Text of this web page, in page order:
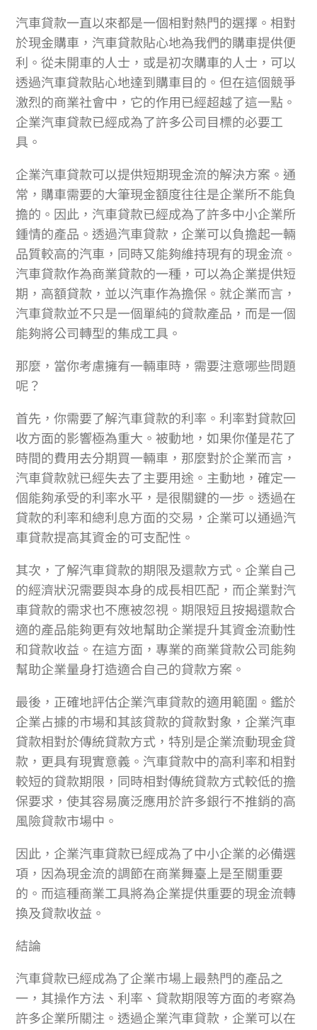
汽車貸款一直以來都是一個相對熱門的選擇。相對
於現金購車，汽車貸款貼心地為我們的購車提供便
利。從未開車的人士，或是初次購車的人士，可以
透過汽車貸款貼心地達到購車目的。但在這個競爭
激烈的商業社會中，它的作用已經超越了這一點。
企業汽車貸款已經成為了許多公司目標的必要工
具。
企業汽車貸款可以提供短期現金流的解決方案。通
常，購車需要的大筆現金額度往往是企業所不能負
擔的。因此，汽車貸款已經成為了許多中小企業所
鍾情的產品。透過汽車貸款，企業可以負擔起一輛
品質較高的汽車，同時又能夠維持現有的現金流。
汽車貸款作為商業貸款的一種，可以為企業提供短
期，高額貸款，並以汽車作為擔保。就企業而言，
汽車貸款並不只是一個單純的貸款產品，而是一個
能夠將公司轉型的集成工具。
那麼，當你考慮擁有一輛車時，需要注意哪些問題
呢？
首先，你需要了解汽車貸款的利率。利率對貸款回
收方面的影響極為重大。被動地，如果你僅是花了
時間的費用去分期買一輛車，那麼對於企業而言，
汽車貸款就已經失去了主要用途。主動地，確定一
個能夠承受的利率水平，是很關鍵的一步。透過在
貸款的利率和總利息方面的交易，企業可以通過汽
車貸款提高其資金的可支配性。
其次，了解汽車貸款的期限及還款方式。企業自己
的經濟狀況需要與本身的成長相匹配，而企業對汽
車貸款的需求也不應被忽視。期限短且按揭還款合
適的產品能夠更有效地幫助企業提升其資金流動性
和貸款收益。在這方面，專業的商業貸款公司能夠
幫助企業量身打造適合自己的貸款方案。
最後，正確地評估企業汽車貸款的適用範圍。鑑於
企業占據的市場和其該貸款的貸款對象，企業汽車
貸款相對於傳統貸款方式，特別是企業流動現金貸
款，更具有現實意義。汽車貸款中的高利率和相對
較短的貸款期限，同時相對傳統貸款方式較低的擔
保要求，使其容易廣泛應用於許多銀行不推銷的高
風險貸款市場中。
因此，企業汽車貸款已經成為了中小企業的必備選
項，因為現金流的調節在商業舞臺上是至關重要
的。而這種商業工具將為企業提供重要的現金流轉
換及貸款收益。
結論
汽車貸款已經成為了企業市場上最熱門的產品之
一，其操作方法、利率、貸款期限等方面的考察為
許多企業所關注。透過企業汽車貸款，企業可以在